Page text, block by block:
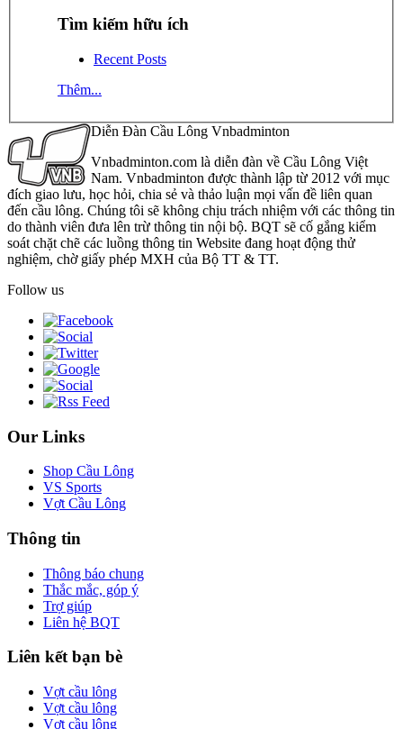
Tìm kiếm hữu ích
Recent Posts
Thêm...
Diễn Đàn Cầu Lông Vnbadminton
Vnbadminton.com là diễn đàn về Cầu Lông Việt
Nam. Vnbadminton được thành lập từ 2012 với mục
đích giao lưu, học hỏi, chia sẻ và thảo luận mọi vấn đề liên quan
đến cầu lông. Chúng tôi sẽ không chịu trách nhiệm với các thông tin
do thành viên đưa lên trừ thông tin nội bộ. BQT sẽ cố gắng kiểm
soát chặt chẽ các luồng thông tin Website đang hoạt động thử
nghiệm, chờ giấy phép MXH của Bộ TT & TT.
Follow us
Our Links
Shop Cầu Lông
VS Sports
Vợt Cầu Lông
Thông tin
Thông báo chung
Thắc mắc, góp ý
Trợ giúp
Liên hệ BQT
Liên kết bạn bè
Vợt cầu lông
Vợt cầu lông
Vợt cầu lông